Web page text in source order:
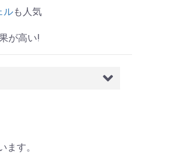
ルも人気
が高い!
す。